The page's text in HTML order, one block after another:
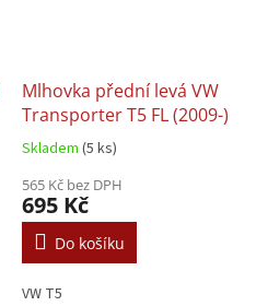
Mlhovka přední levá VW
Transporter T5 FL (2009-)
Skladem (5 ks)
565 Kč bez DPH
695 Kč
Do košíku
VW T5